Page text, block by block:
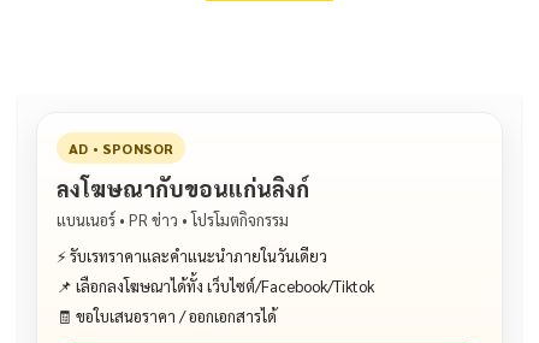
AD • SPONSOR
ลงโฆษณากับขอนแก่นลิงก์
แบนเนอร์ • PR ข่าว • โปรโมตกิจกรรม
⚡ รับเรทราคาและคำแนะนำภายในวันเดียว
📌 เลือกลงโฆษณาได้ทั้ง เว็บไซต์/Facebook/Tiktok
🧾 ขอใบเสนอราคา / ออกเอกสารได้